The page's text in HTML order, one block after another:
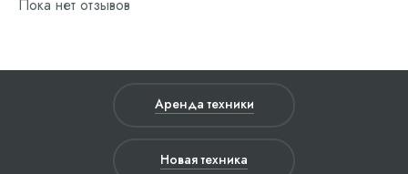
Пока нет отзывов
Аренда техники
Новая техника